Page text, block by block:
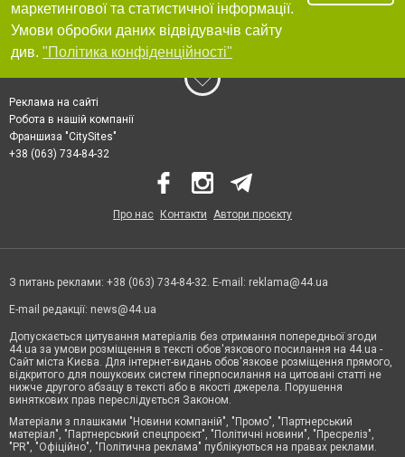
маркетингової та статистичної інформації.
Умови обробки даних відвідувачів сайту
див. "Політика конфіденційності"
Реклама на сайті
Робота в нашій компанії
Франшиза "CitySites"
+38 (063) 734-84-32
Про нас Контакти Автори проєкту
З питань реклами: +38 (063) 734-84-32. E-mail: reklama@44.ua
E-mail редакції: news@44.ua
Допускається цитування матеріалів без отримання попередньої згоди
44.ua за умови розміщення в тексті обов'язкового посилання на 44.ua -
Сайт міста Києва. Для інтернет-видань обов'язкове розміщення прямого,
відкритого для пошукових систем гіперпосилання на цитовані статті не
нижче другого абзацу в тексті або в якості джерела. Порушення
виняткових прав переслідується Законом.
Матеріали з плашками "Новини компаній", "Промо", "Партнерський
матеріал", "Партнерський спецпроєкт", "Політичні новини", "Пресреліз",
"PR", "Офіційно", "Політична реклама" публікуються на правах реклами.